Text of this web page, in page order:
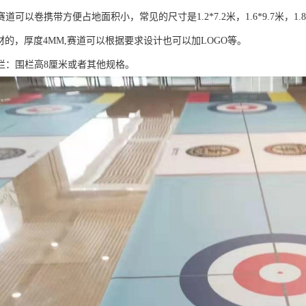
道可以卷携带方便占地面积小，常见的尺寸是1.2*7.2米，1.6*9.7米，
的，厚度4MM,赛道可以根据要求设计也可以加LOGO等。
：围栏高8厘米或者其他规格。